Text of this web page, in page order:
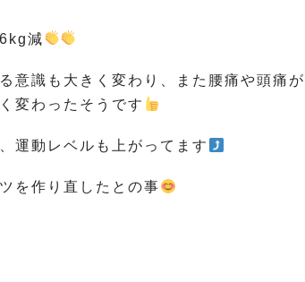
減
意識も大きく変わり、また腰痛や頭痛
変わったそうです
運動レベルも上がってます
を作り直したとの事